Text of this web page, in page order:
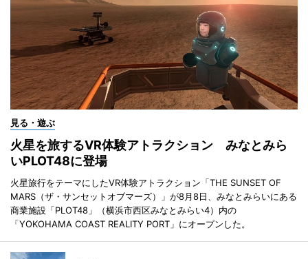
見る・遊ぶ
火星を旅するVR体験アトラクション みなとみら
いPLOT48に登場
火星旅行をテーマにしたVR体験アトラクション「THE SUNSET OF
MARS（ザ・サンセットオブマーズ）」が8月8日、みなとみらいにある
商業施設「PLOT48」（横浜市西区みなとみらい4）内の
「YOKOHAMA COAST REALITY PORT」にオープンした。